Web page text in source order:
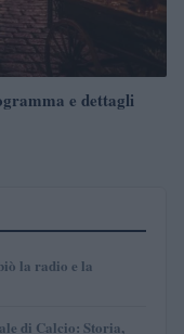
e dettagli
la radio e la
di Calcio: Storia,